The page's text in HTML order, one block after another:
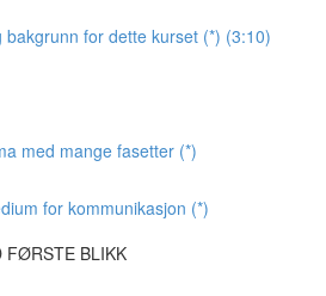
bakgrunn for dette kurset (*) (3:10)
med mange fasetter (*)
for kommunikasjon (*)
FØRSTE BLIKK